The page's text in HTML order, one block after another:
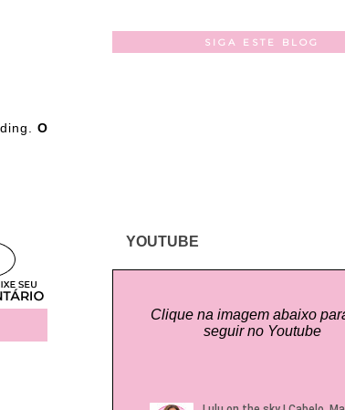
O
SIGA ESTE BLOG
YOUTUBE
Clique na imagem abaixo
seguir no Youtube